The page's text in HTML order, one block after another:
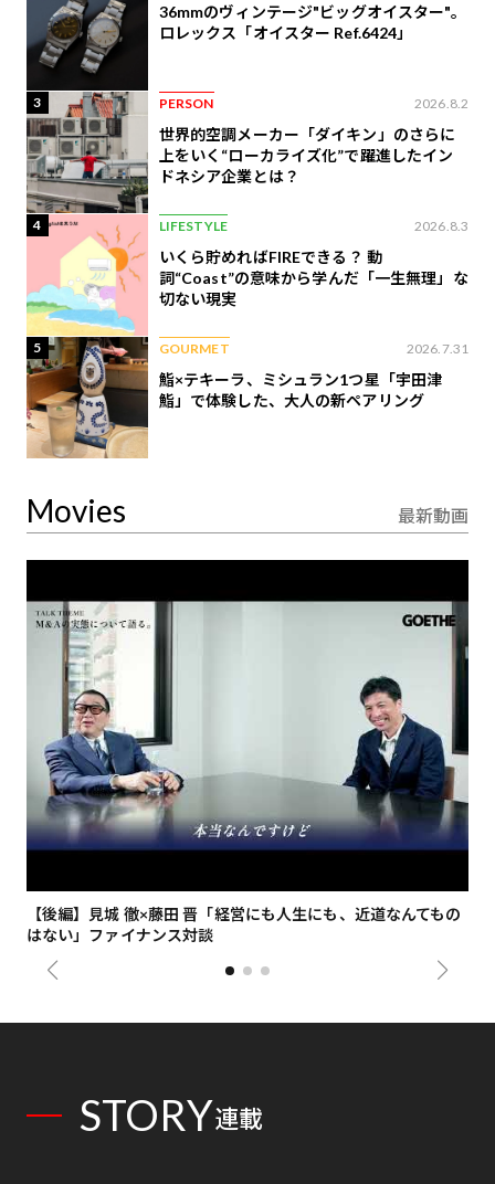
36mmのヴィンテージ"ビッグオイスター"。
ロレックス「オイスター Ref.6424」
3 PERSON 2026.8.2
世界的空調メーカー「ダイキン」のさらに
上をいく“ローカライズ化”で躍進したイン
ドネシア企業とは？
4 LIFESTYLE 2026.8.3
いくら貯めればFIREできる？ 動
詞“Coast”の意味から学んだ「一生無理」な
切ない現実
5 GOURMET 2026.7.31
鮨×テキーラ、ミシュラン1つ星「宇田津
鮨」で体験した、大人の新ペアリング
Movies 最新動画
【後編】見城 徹×藤田 晋「経営にも人生にも、近道なんてもの
はない」ファイナンス対談
STORY連載